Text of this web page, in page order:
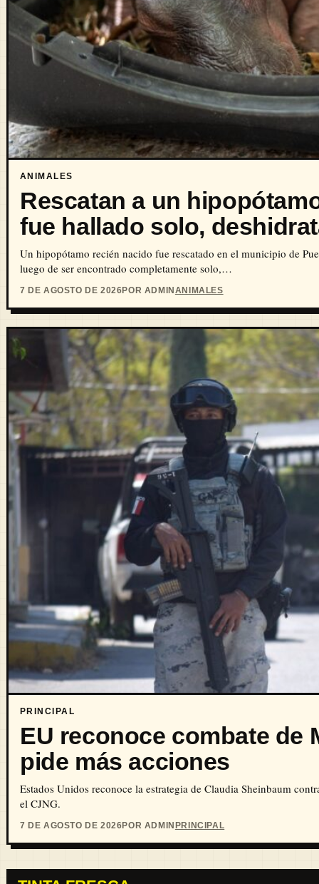
ANIMALES
Rescatan a un
fue hallado solo,
Un hipopótamo recién nacido fue rescatado en el municipio de
luego de ser encontrado completamente solo,…
7 DE AGOSTO DE 2026POR ADMIN ANIMALES
PRINCIPAL
EU reconoce combate de
pide más acciones
Estados Unidos reconoce la estrategia de Claudia Sheinbaum
el CJNG.
7 DE AGOSTO DE 2026POR ADMIN PRINCIPAL